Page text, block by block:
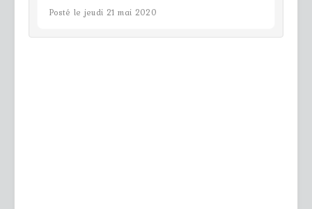
Posté le jeudi 21 mai 2020